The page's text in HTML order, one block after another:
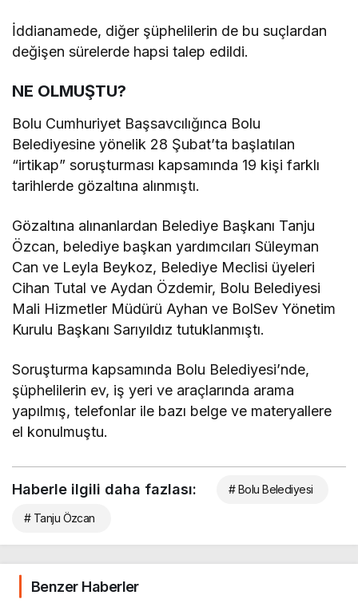
İddianamede, diğer şüphelilerin de bu suçlardan
değişen sürelerde hapsi talep edildi.
NE OLMUŞTU?
Bolu Cumhuriyet Başsavcılığınca Bolu
Belediyesine yönelik 28 Şubat’ta başlatılan
“irtikap” soruşturması kapsamında 19 kişi farklı
tarihlerde gözaltına alınmıştı.
Gözaltına alınanlardan Belediye Başkanı Tanju
Özcan, belediye başkan yardımcıları Süleyman
Can ve Leyla Beykoz, Belediye Meclisi üyeleri
Cihan Tutal ve Aydan Özdemir, Bolu Belediyesi
Mali Hizmetler Müdürü Ayhan ve BolSev Yönetim
Kurulu Başkanı Sarıyıldız tutuklanmıştı.
Soruşturma kapsamında Bolu Belediyesi’nde,
şüphelilerin ev, iş yeri ve araçlarında arama
yapılmış, telefonlar ile bazı belge ve materyallere
el konulmuştu.
Haberle ilgili daha fazlası: # Bolu Belediyesi
# Tanju Özcan
Benzer Haberler